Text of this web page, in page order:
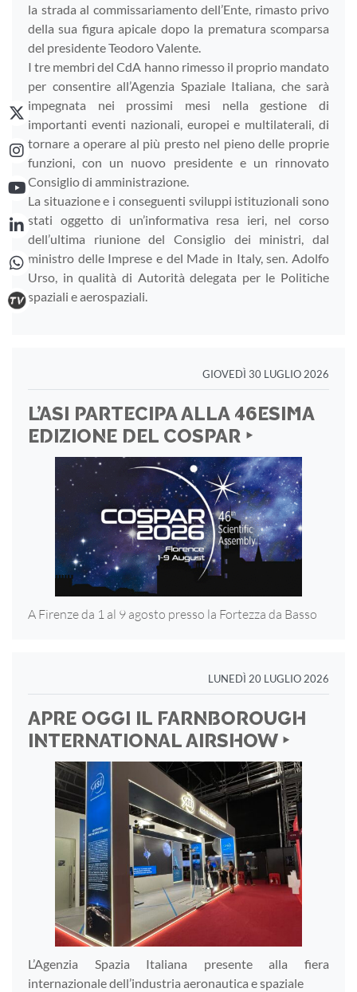
la strada al commissariamento dell’Ente, rimasto privo
della sua figura apicale dopo la prematura scomparsa
del presidente Teodoro Valente.
I tre membri del CdA hanno rimesso il proprio mandato
per consentire all’Agenzia Spaziale Italiana, che sarà
impegnata nei prossimi mesi nella gestione di
importanti eventi nazionali, europei e multilaterali, di
tornare a operare al più presto nel pieno delle proprie
funzioni, con un nuovo presidente e un rinnovato
Consiglio di amministrazione.
La situazione e i conseguenti sviluppi istituzionali sono
stati oggetto di un’informativa resa ieri, nel corso
dell’ultima riunione del Consiglio dei ministri, dal
ministro delle Imprese e del Made in Italy, sen. Adolfo
Urso, in qualità di Autorità delegata per le Politiche
spaziali e aerospaziali.
GIOVEDÌ 30 LUGLIO 2026
L’ASI PARTECIPA ALLA 46ESIMA
EDIZIONE DEL COSPAR ‣
A Firenze da 1 al 9 agosto presso la Fortezza da Basso
LUNEDÌ 20 LUGLIO 2026
APRE OGGI IL FARNBOROUGH
INTERNATIONAL AIRSHOW ‣
L’Agenzia Spazia Italiana presente alla fiera
internazionale dell’industria aeronautica e spaziale